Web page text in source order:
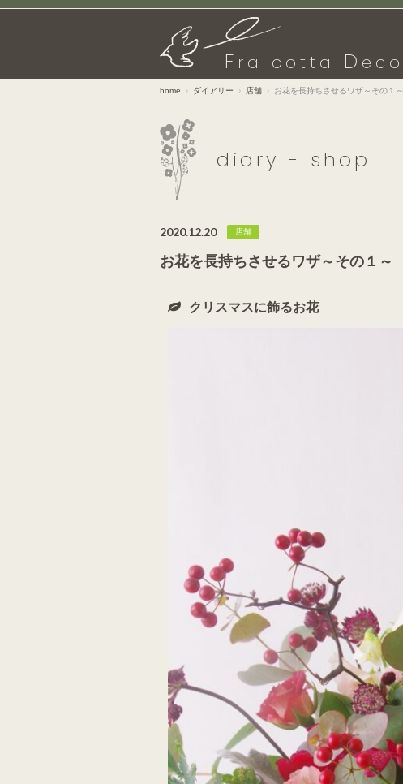
F ra cotta D eco
home ダイアリー 店舗 お花を長持ちさせるワザ～その１～
diary - shop
2020.12.20 店舗
お花を長持ちさせるワザ～その１～
クリスマスに飾るお花